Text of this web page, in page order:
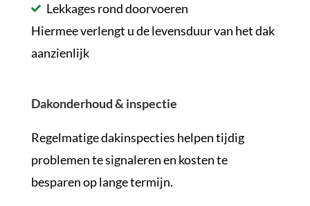
Lekkages rond doorvoeren
Hiermee verlengt u de levensduur van het dak
aanzienlijk
Dakonderhoud & inspectie
Regelmatige dakinspecties helpen tijdig
problemen te signaleren en kosten te
besparen op lange termijn.